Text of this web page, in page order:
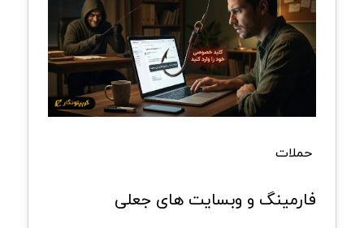
حملات
فارمینگ و وبسایت های جعلی